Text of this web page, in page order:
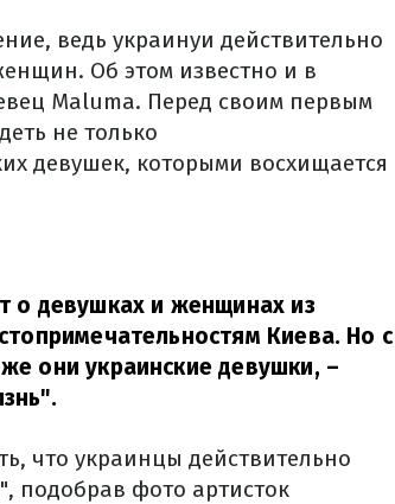
ведь украинуи действительно
Об этом известно и в
Maluma. Перед своим первым
не только
девушек, которыми восхищается
о девушках и женщинах из
Киева. Но с
они украинские девушки, –
что украинцы действительно
подобрав фото артисток